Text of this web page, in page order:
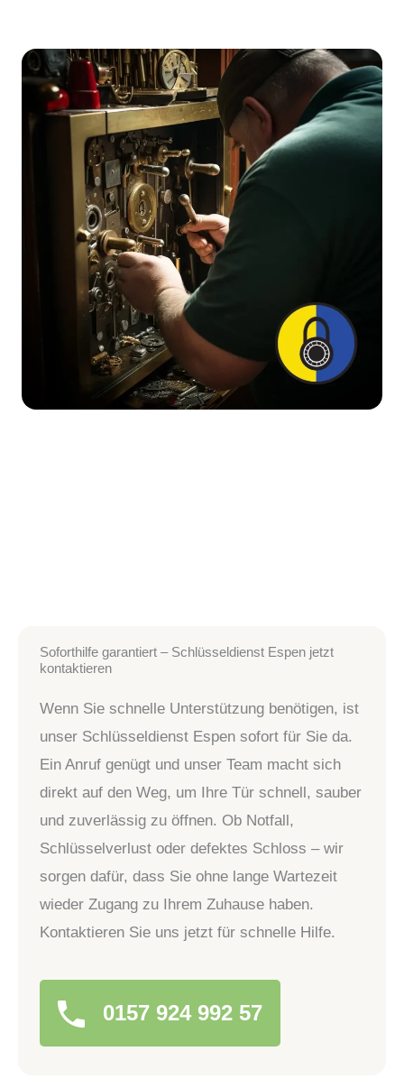
Soforthilfe garantiert – Schlüsseldienst Espen jetzt
kontaktieren
Wenn Sie schnelle Unterstützung benötigen, ist
unser Schlüsseldienst Espen sofort für Sie da.
Ein Anruf genügt und unser Team macht sich
direkt auf den Weg, um Ihre Tür schnell, sauber
und zuverlässig zu öffnen. Ob Notfall,
Schlüsselverlust oder defektes Schloss – wir
sorgen dafür, dass Sie ohne lange Wartezeit
wieder Zugang zu Ihrem Zuhause haben.
Kontaktieren Sie uns jetzt für schnelle Hilfe.
0157 924 992 57